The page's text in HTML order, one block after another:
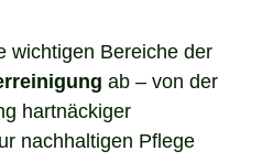
wichtigen Bereiche der
ab – von der
hartnäckiger
nachhaltigen Pflege